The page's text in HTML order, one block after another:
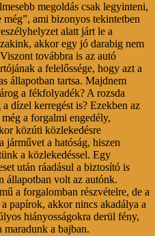
megoldás csak legyinteni,
ami bizonyos tekintetben
alatt járt le a
akkor egy jó darabig nem
továbbra is az autó
a felelőssége, hogy azt a
állapotban tartsa. Majdnem
a fékfolyadék? A rozsda
dízel kerregést is? Ezekben az
a forgalmi engedély,
közúti közlekedésre
járművet a hatóság, hiszen
a közlekedéssel. Egy
után ráadásul a biztosító is
állapotban volt az autónk.
a forgalomban részvételre, de a
papírok, akkor nincs akadálya a
hiányosságokra derül fény,
maradunk a bajban.